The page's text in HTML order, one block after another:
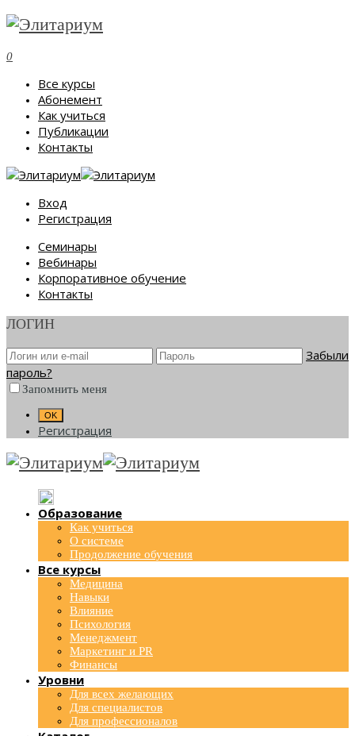
0
Все курсы
Абонемент
Как учиться
Публикации
Контакты
Вход
Регистрация
Семинары
Вебинары
Корпоративное обучение
Контакты
ЛОГИН
Забыли
пароль?
Запомнить меня
Регистрация
Образование
Как учиться
О системе
Продолжение обучения
Все курсы
Медицина
Навыки
Влияние
Психология
Менеджмент
Маркетинг и PR
Финансы
Уровни
Для всех желающих
Для специалистов
Для профессионалов